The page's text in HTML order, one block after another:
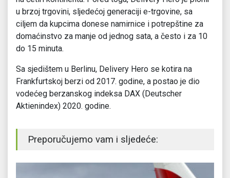
u brzoj trgovini, sljedećoj generaciji e-trgovine, sa
ciljem da kupcima donese namirnice i potrepštine za
domaćinstvo za manje od jednog sata, a često i za 10
do 15 minuta.
Sa sjedištem u Berlinu, Delivery Hero se kotira na
Frankfurtskoj berzi od 2017. godine, a postao je dio
vodećeg berzanskog indeksa DAX (Deutscher
Aktienindex) 2020. godine.
Preporučujemo vam i sljedeće: